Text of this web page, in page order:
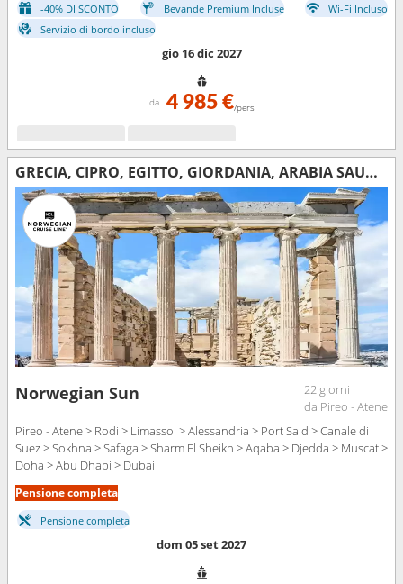
-40% DI SCONTO Bevande Premium Incluse
Wi-Fi Incluso
Servizio di bordo incluso
gio 16 dic 2027
da 4 985 €/pers
GRECIA, CIPRO, EGITTO, GIORDANIA, ARABIA SAUDITA, OMAN, QATAR, EMIRATI ARABI UNITI
Norwegian Sun
22 giorni
da Pireo - Atene
Pireo - Atene > Rodi > Limassol > Alessandria > Port Said > Canale di
Suez > Sokhna > Safaga > Sharm El Sheikh > Aqaba > Djedda > Muscat >
Doha > Abu Dhabi > Dubai
Pensione completa
Pensione completa
dom 05 set 2027